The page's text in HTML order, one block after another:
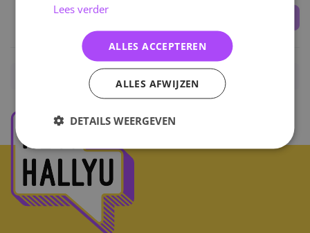
32,-
KPOP Albums
Lees verder
ALLES ACCEPTEREN
ALLES AFWIJZEN
DETAILS WEERGEVEN